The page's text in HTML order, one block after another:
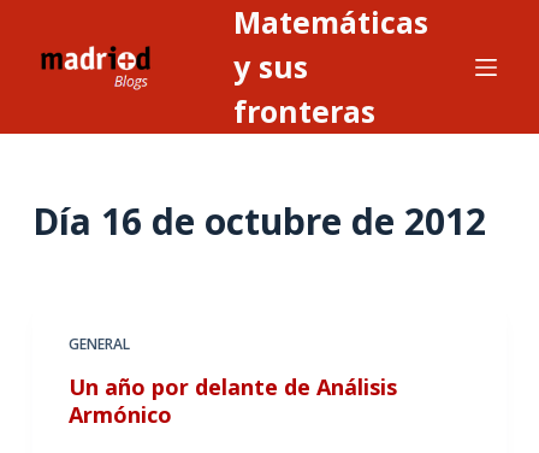
Matemáticas
y sus
fronteras
Día 16 de octubre de 2012
GENERAL
Un año por delante de Análisis
Armónico